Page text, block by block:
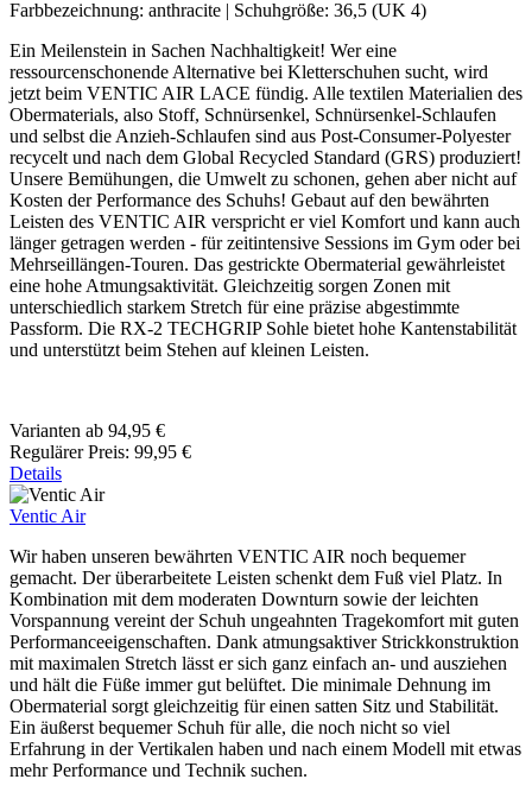
Farbbezeichnung: anthracite | Schuhgröße: 36,5 (UK 4)
Ein Meilenstein in Sachen Nachhaltigkeit! Wer eine
ressourcenschonende Alternative bei Kletterschuhen sucht, wird
jetzt beim VENTIC AIR LACE fündig. Alle textilen Materialien des
Obermaterials, also Stoff, Schnürsenkel, Schnürsenkel-Schlaufen
und selbst die Anzieh-Schlaufen sind aus Post-Consumer-Polyester
recycelt und nach dem Global Recycled Standard (GRS) produziert!
Unsere Bemühungen, die Umwelt zu schonen, gehen aber nicht auf
Kosten der Performance des Schuhs! Gebaut auf den bewährten
Leisten des VENTIC AIR verspricht er viel Komfort und kann auch
länger getragen werden - für zeitintensive Sessions im Gym oder bei
Mehrseillängen-Touren. Das gestrickte Obermaterial gewährleistet
eine hohe Atmungsaktivität. Gleichzeitig sorgen Zonen mit
unterschiedlich starkem Stretch für eine präzise abgestimmte
Passform. Die RX-2 TECHGRIP Sohle bietet hohe Kantenstabilität
und unterstützt beim Stehen auf kleinen Leisten.
Varianten ab 94,95 €
Regulärer Preis: 99,95 €
Details
Ventic Air
Wir haben unseren bewährten VENTIC AIR noch bequemer
gemacht. Der überarbeitete Leisten schenkt dem Fuß viel Platz. In
Kombination mit dem moderaten Downturn sowie der leichten
Vorspannung vereint der Schuh ungeahnten Tragekomfort mit guten
Performanceeigenschaften. Dank atmungsaktiver Strickkonstruktion
mit maximalen Stretch lässt er sich ganz einfach an- und ausziehen
und hält die Füße immer gut belüftet. Die minimale Dehnung im
Obermaterial sorgt gleichzeitig für einen satten Sitz und Stabilität.
Ein äußerst bequemer Schuh für alle, die noch nicht so viel
Erfahrung in der Vertikalen haben und nach einem Modell mit etwas
mehr Performance und Technik suchen.